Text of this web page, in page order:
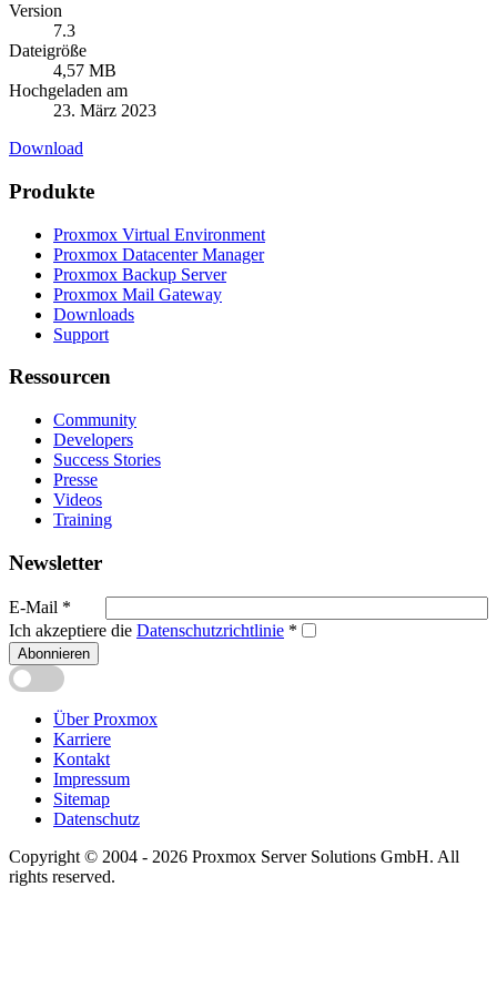
Version
7.3
Dateigröße
4,57 MB
Hochgeladen am
23. März 2023
Download
Produkte
Proxmox Virtual Environment
Proxmox Datacenter Manager
Proxmox Backup Server
Proxmox Mail Gateway
Downloads
Support
Ressourcen
Community
Developers
Success Stories
Presse
Videos
Training
Newsletter
E-Mail *
Ich akzeptiere die Datenschutzrichtlinie *
Abonnieren
Über Proxmox
Karriere
Kontakt
Impressum
Sitemap
Datenschutz
Copyright © 2004 - 2026 Proxmox Server Solutions GmbH. All
rights reserved.